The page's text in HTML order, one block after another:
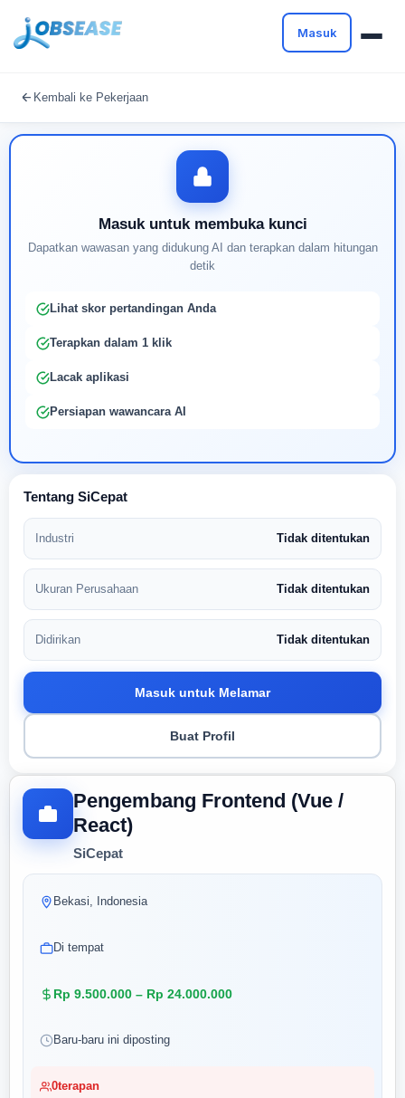
Masuk
Kembali ke Pekerjaan
Pengembang Frontend (Vue /
React)
SiCepat
Bekasi, Indonesia
Di tempat
Rp 9.500.000 – Rp 24.000.000
Baru-baru ini diposting
0terapan
Masuk untuk membuka kunci
Dapatkan wawasan yang didukung AI dan terapkan dalam hitungan
detik
Lihat skor pertandingan Anda
Terapkan dalam 1 klik
Lacak aplikasi
Persiapan wawancara AI
Tentang SiCepat
Industri Tidak ditentukan
Ukuran Perusahaan Tidak ditentukan
Didirikan Tidak ditentukan
Masuk untuk Melamar
Buat Profil
Buat profil Anda untuk membuka kunci pencocokan